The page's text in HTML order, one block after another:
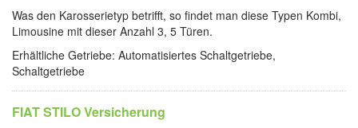
Was den Karosserietyp betrifft, so findet man diese Typen Kombi,
Limousine mit dieser Anzahl 3, 5 Türen.
Erhältliche Getriebe: Automatisiertes Schaltgetriebe,
Schaltgetriebe
FIAT STILO Versicherung